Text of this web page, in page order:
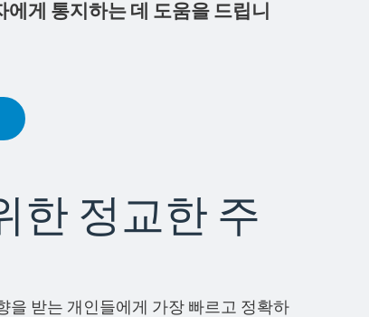
게 통지하는 데 도움을 드립니
한 정교한 주
을 받는 개인들에게 가장 빠르고 정확하